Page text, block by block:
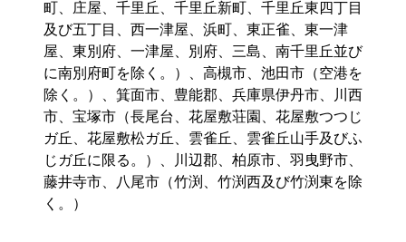
町、庄屋、千里丘、千里丘新町、千里丘東四丁目
及び五丁目、西一津屋、浜町、東正雀、東一津
屋、東別府、一津屋、別府、三島、南千里丘並び
に南別府町を除く。）、高槻市、池田市（空港を
除く。）、箕面市、豊能郡、兵庫県伊丹市、川西
市、宝塚市（長尾台、花屋敷荘園、花屋敷つつじ
ガ丘、花屋敷松ガ丘、雲雀丘、雲雀丘山手及びふ
じガ丘に限る。）、川辺郡、柏原市、羽曳野市、
藤井寺市、八尾市（竹渕、竹渕西及び竹渕東を除
く。）